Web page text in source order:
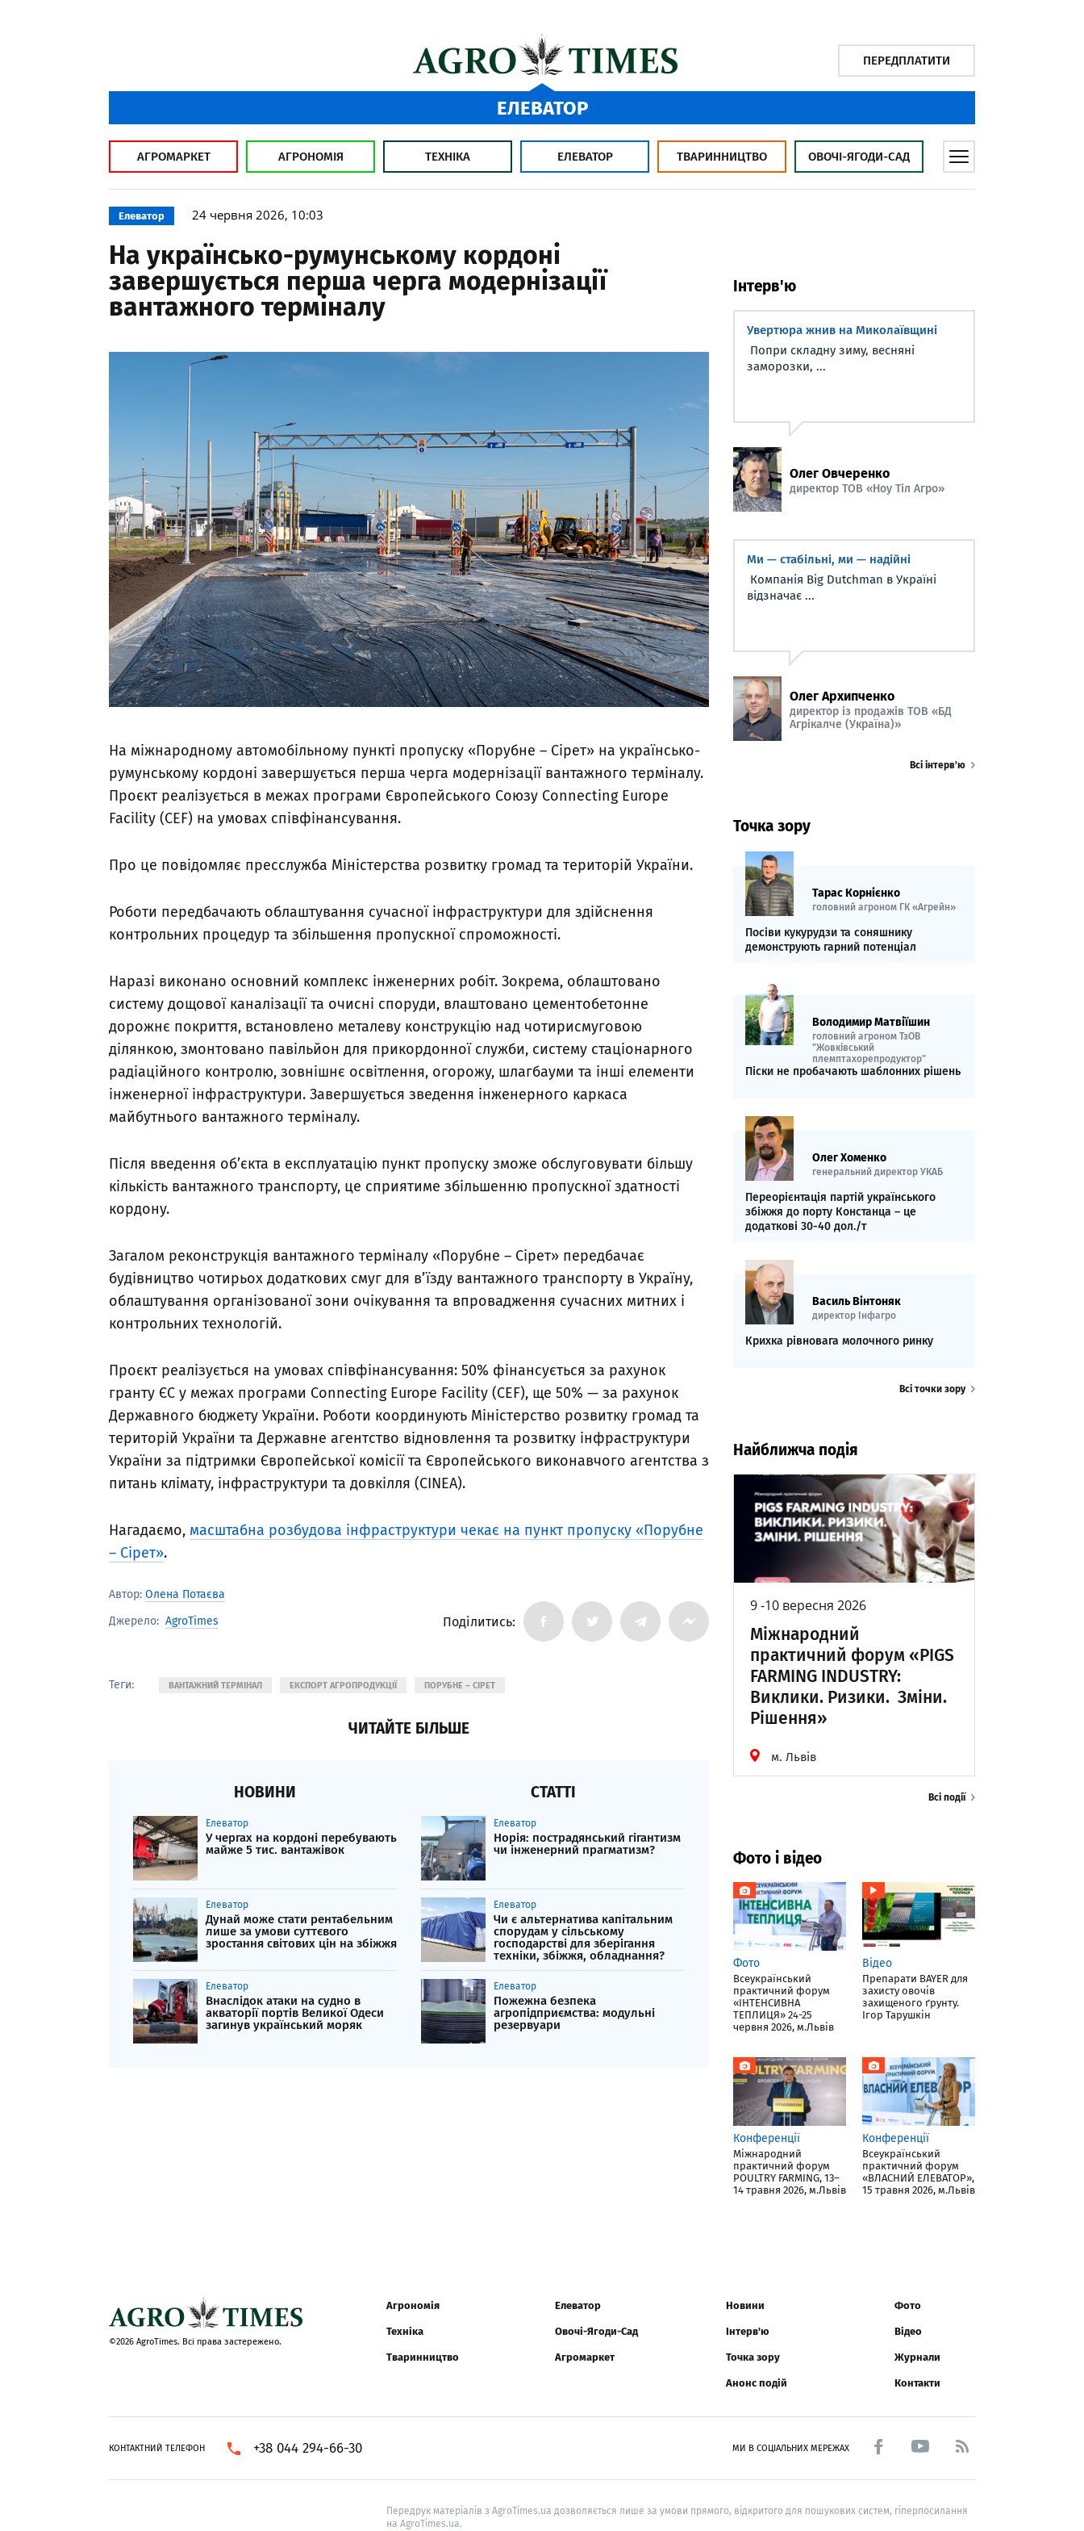
ПЕРЕДПЛАТИТИ
ЕЛЕВАТОР
АГРОМАРКЕТ АГРОНОМІЯ ТЕХНІКА ЕЛЕВАТОР ТВАРИННИЦТВО ОВОЧІ-ЯГОДИ-САД
Елеватор 24 червня 2026, 10:03
На українсько-румунському кордоні
завершується перша черга модернізації
вантажного терміналу
На міжнародному автомобільному пункті пропуску «Порубне – Сірет» на українсько-
румунському кордоні завершується перша черга модернізації вантажного терміналу.
Проєкт реалізується в межах програми Європейського Союзу Connecting Europe
Facility (CEF) на умовах співфінансування.
Про це повідомляє пресслужба Міністерства розвитку громад та територій України.
Роботи передбачають облаштування сучасної інфраструктури для здійснення
контрольних процедур та збільшення пропускної спроможності.
Наразі виконано основний комплекс інженерних робіт. Зокрема, облаштовано
систему дощової каналізації та очисні споруди, влаштовано цементобетонне
дорожнє покриття, встановлено металеву конструкцію над чотирисмуговою
ділянкою, змонтовано павільйон для прикордонної служби, систему стаціонарного
радіаційного контролю, зовнішнє освітлення, огорожу, шлагбауми та інші елементи
інженерної інфраструктури. Завершується зведення інженерного каркаса
майбутнього вантажного терміналу.
Після введення об’єкта в експлуатацію пункт пропуску зможе обслуговувати більшу
кількість вантажного транспорту, це сприятиме збільшенню пропускної здатності
кордону.
Загалом реконструкція вантажного терміналу «Порубне – Сірет» передбачає
будівництво чотирьох додаткових смуг для в’їзду вантажного транспорту в Україну,
облаштування організованої зони очікування та впровадження сучасних митних і
контрольних технологій.
Проєкт реалізується на умовах співфінансування: 50% фінансується за рахунок
гранту ЄС у межах програми Connecting Europe Facility (CEF), ще 50% — за рахунок
Державного бюджету України. Роботи координують Міністерство розвитку громад та
територій України та Державне агентство відновлення та розвитку інфраструктури
України за підтримки Європейської комісії та Європейського виконавчого агентства з
питань клімату, інфраструктури та довкілля (CINEA).
Нагадаємо, масштабна розбудова інфраструктури чекає на пункт пропуску «Порубне
– Сірет».
Автор: Олена Потаєва
Джерело: AgroTimes Поділитись:
Теги: ВАНТАЖНИЙ ТЕРМІНАЛ ЕКСПОРТ АГРОПРОДУКЦІЇ ПОРУБНЕ – СІРЕТ
ЧИТАЙТЕ БІЛЬШЕ
НОВИНИ
Елеватор
У чергах на кордоні перебувають
майже 5 тис. вантажівок
Елеватор
Дунай може стати рентабельним
лише за умови суттєвого
зростання світових цін на збіжжя
Елеватор
Внаслідок атаки на судно в
акваторії портів Великої Одеси
загинув український моряк
СТАТТІ
Елеватор
Норія: пострадянський гігантизм
чи інженерний прагматизм?
Елеватор
Чи є альтернатива капітальним
спорудам у сільському
господарстві для зберігання
техніки, збіжжя, обладнання?
Елеватор
Пожежна безпека
агропідприємства: модульні
резервуари
Інтерв'ю
Увертюра жнив на Миколаївщині
Попри складну зиму, весняні
заморозки, ...
Олег Овчеренко
директор ТОВ «Ноу Тіл Агро»
Ми — стабільні, ми — надійні
Компанія Big Dutchman в Україні
відзначає ...
Олег Архипченко
директор із продажів ТОВ «БД
Агрікалче (Україна)»
Всі інтерв’ю
Точка зору
Тарас Корнієнко
головний агроном ГК «Агрейн»
Посіви кукурудзи та соняшнику
демонструють гарний потенціал
Володимир Матвіїшин
головний агроном ТзОВ
"Жовківський
племптахорепродуктор"
Піски не пробачають шаблонних рішень
Олег Хоменко
генеральний директор УКАБ
Переорієнтація партій українського
збіжжя до порту Констанца – це
додаткові 30-40 дол./т
Василь Вінтоняк
директор Інфагро
Крихка рівновага молочного ринку
Всі точки зору
Найближча подія
9 -10 вересня 2026
Міжнародний
практичний форум «PIGS
FARMING INDUSTRY:
Виклики. Ризики. Зміни.
Рішення»
м. Львів
Всі події
Фото і відео
Фото
Всеукраїнський
практичний форум
«ІНТЕНСИВНА
ТЕПЛИЦЯ» 24-25
червня 2026, м.Львів
Відео
Препарати BAYER для
захисту овочів
захищеного ґрунту.
Ігор Тарушкін
Конференції
Міжнародний
практичний форум
POULTRY FARMING, 13–
14 травня 2026, м.Львів
Конференції
Всеукраїнський
практичний форум
«ВЛАСНИЙ ЕЛЕВАТОР»,
15 травня 2026, м.Львів
©2026 AgroTimes. Всі права застережено.
Агрономія
Техніка
Тваринництво
Елеватор
Овочі-Ягоди-Сад
Агромаркет
Новини
Інтерв'ю
Точка зору
Анонс подій
Фото
Відео
Журнали
Контакти
КОНТАКТНИЙ ТЕЛЕФОН +38 044 294-66-30 МИ В СОЦІАЛЬНИХ МЕРЕЖАХ
Передрук матеріалів з AgroTimes.ua дозволяється лише за умови прямого, відкритого для пошукових систем, гіперпосилання
на AgroTimes.ua.